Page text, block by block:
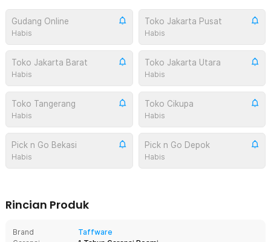
Gudang Online
Habis
Toko Jakarta Pusat
Habis
Toko Jakarta Barat
Habis
Toko Jakarta Utara
Habis
Toko Tangerang
Habis
Toko Cikupa
Habis
Pick n Go Bekasi
Habis
Pick n Go Depok
Habis
Rincian Produk
Brand
Taffware